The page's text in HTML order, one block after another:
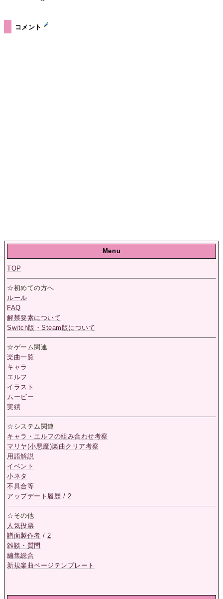
コメント
Menu
TOP
☆初めての方へ
ルール
FAQ
解禁要素について
Switch版・Steam版について
☆ゲーム関連
楽曲一覧
キャラ
エルフ
イラスト
ムービー
実績
☆システム関連
キャラ・エルフの組み合わせ考察
マリヤ(小悪魔)楽曲クリア考察
用語解説
イベント
小ネタ
不具合等
アップデート履歴 / 2
☆その他
人気投票
譜面製作者 /2
雑談・質問
編集総合
新規楽曲ページテンプレート